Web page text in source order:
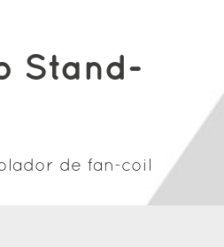
Stand-
de fan-coil